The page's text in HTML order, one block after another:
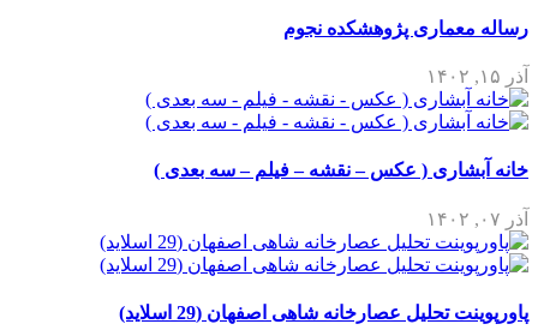
رساله معماری پژوهشکده نجوم
آذر ۱۵, ۱۴۰۲
خانه آبشاری ( عکس – نقشه – فیلم – سه بعدی )
آذر ۰۷, ۱۴۰۲
پاورپوینت تحلیل عصارخانه شاهی اصفهان (29 اسلاید)